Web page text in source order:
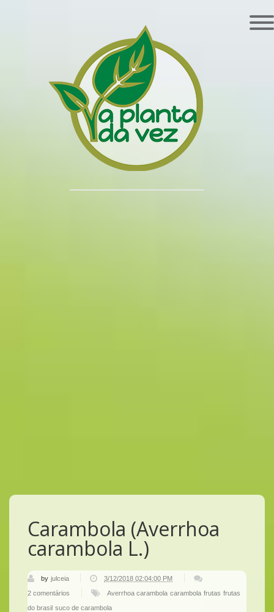
Carambola (Averrhoa
carambola L.)
by julceia
3/12/2018 02:04:00 PM
2 comentários
Averrhoa carambola carambola frutas frutas
do brasil suco de carambola